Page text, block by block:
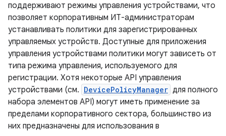
поддерживают режимы управления устройствами, что
позволяет корпоративным ИТ-администраторам
устанавливать политики для зарегистрированных
управляемых устройств. Доступные для приложения
управления устройствами политики могут зависеть от
типа режима управления, используемого для
регистрации. Хотя некоторые API управления
устройствами (см. DevicePolicyManager для полного
набора элементов API) могут иметь применение за
пределами корпоративного сектора, большинство из
них предназначены для использования в